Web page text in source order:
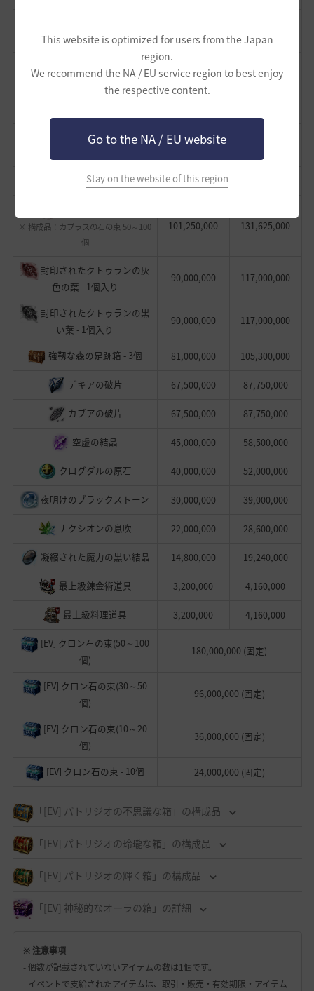
This website is optimized for users from the Japan
region.
We recommend the NA / EU service region to best enjoy
the respective content.
Go to the NA / EU website
Stay on the website of this region
個入り
[EV] グルラの駿馬訓練選択
400,000,000 520,000,000
[EV] 深海の香水箱 - 10個入
225,000,000
沈黙する太古の欠片 117,000,000
※ 構成品：カプラスの石の束 50～100
個
101,250,000 131,625,000
封印されたクトゥランの灰
色の葉 - 1個入り
90,000,000 117,000,000
封印されたクトゥランの黒
い葉 - 1個入り
90,000,000 117,000,000
強靱な森の足跡箱 - 3個 81,000,000 105,300,000
デキアの破片 67,500,000 87,750,000
カブアの破片 67,500,000 87,750,000
空虚の結晶 45,000,000 58,500,000
クログダルの原石 40,000,000 52,000,000
夜明けのブラックストーン 30,000,000 39,000,000
ナクシオンの息吹 22,000,000 28,600,000
凝縮された魔力の黒い結晶 14,800,000 19,240,000
最上級錬金術道具 3,200,000 4,160,000
最上級料理道具 3,200,000 4,160,000
[EV] クロン石の束(50～100
個)
180,000,000 (固定)
[EV] クロン石の束(30～50
個)
96,000,000 (固定)
[EV] クロン石の束(10～20
個)
36,000,000 (固定)
[EV] クロン石の束 - 10個 24,000,000 (固定)
「[EV] パトリジオの不思議な箱」の構成品
「[EV] パトリジオの玲瓏な箱」の構成品
「[EV] パトリジオの輝く箱」の構成品
「[EV] 神秘的なオーラの箱」の詳細
※ 注意事項
- 個数が記載されていないアイテムの数は1個です。
- イベントで支給されたアイテムは、取引・販売・有効期限・アイテム